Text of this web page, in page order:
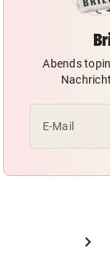
Abends
E-Mail
chevron_right